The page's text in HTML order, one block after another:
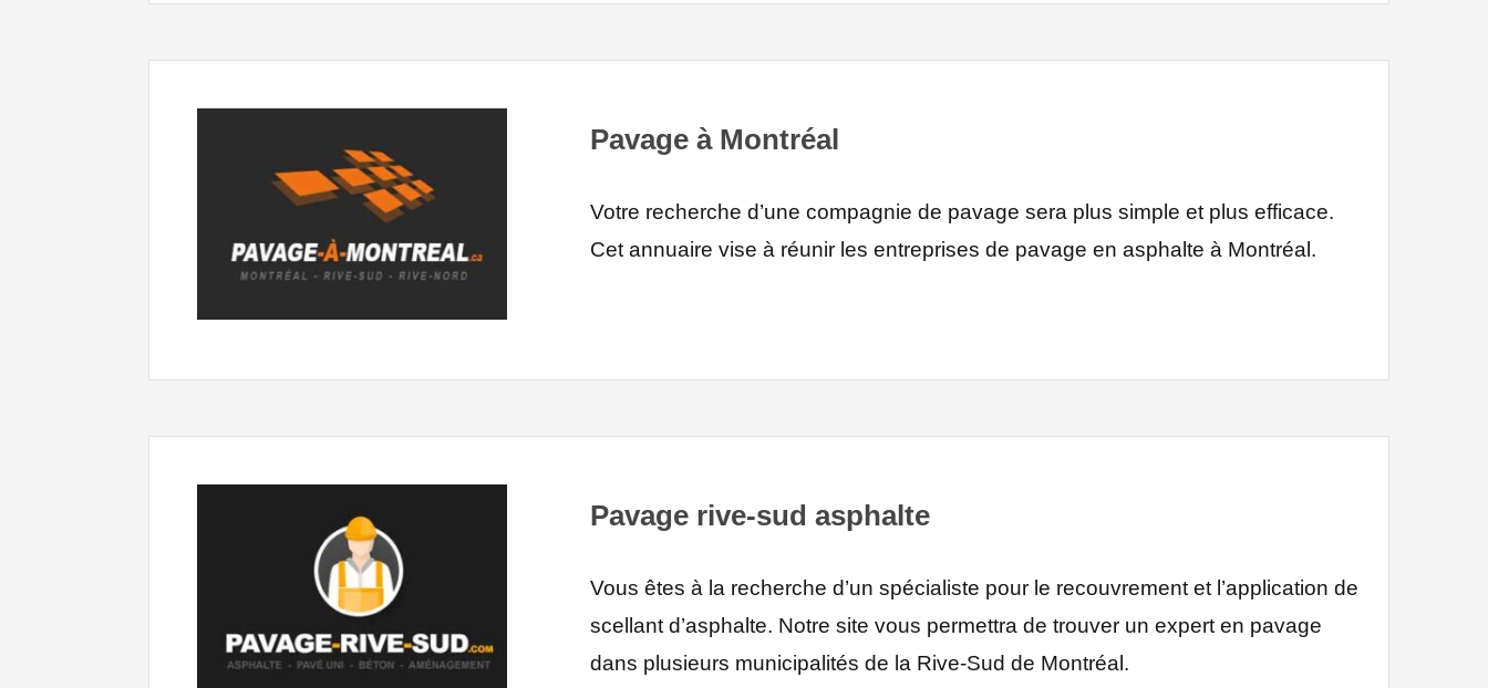
Pavage à Montréal
Votre recherche d’une compagnie de pavage sera plus simple et plus efficace.
Cet annuaire vise à réunir les entreprises de pavage en asphalte à Montréal.
Pavage rive-sud asphalte
Vous êtes à la recherche d’un spécialiste pour le recouvrement et l’application de
scellant d’asphalte. Notre site vous permettra de trouver un expert en pavage
dans plusieurs municipalités de la Rive-Sud de Montréal.